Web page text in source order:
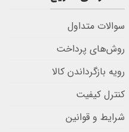
سوالات متداول
روش‌های پرداخت
رویه بازگرداندن کالا
کنترل کیفیت
شرایط و قوانین